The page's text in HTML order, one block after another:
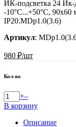
ИК-подсветка 24
-10°С...+50°С, 90х60
IP20.MDp1.0(3.6)
Артикул:
980 ₽/шт
Кол-во
+–
В корзину
Описание